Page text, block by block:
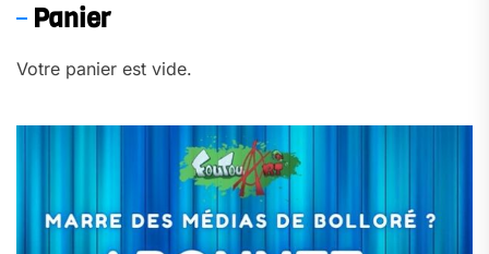
Panier
Votre panier est vide.